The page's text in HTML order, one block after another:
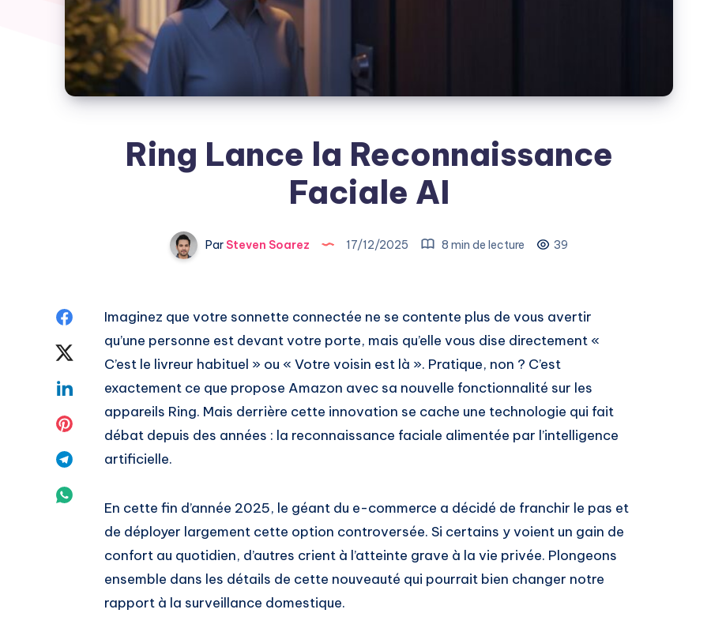
Ring Lance la Reconnaissance
Faciale AI
Par Steven Soarez 17/12/2025 8 min de lecture 39
Share
Twitter
Share
Linkedin
Share
Whatsapp
Imaginez que votre sonnette connectée ne se contente plus de vous avertir
qu’une personne est devant votre porte, mais qu’elle vous dise directement «
C’est le livreur habituel » ou « Votre voisin est là ». Pratique, non ? C’est
exactement ce que propose Amazon avec sa nouvelle fonctionnalité sur les
appareils Ring. Mais derrière cette innovation se cache une technologie qui fait
débat depuis des années : la reconnaissance faciale alimentée par l’intelligence
artificielle.
En cette fin d’année 2025, le géant du e-commerce a décidé de franchir le pas et
de déployer largement cette option controversée. Si certains y voient un gain de
confort au quotidien, d’autres crient à l’atteinte grave à la vie privée. Plongeons
ensemble dans les détails de cette nouveauté qui pourrait bien changer notre
rapport à la surveillance domestique.